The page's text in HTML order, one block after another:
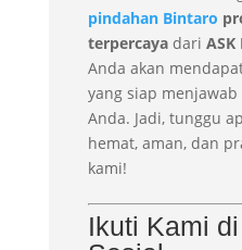
pindahan Bintaro
terpercayadari
Anda akan
yang siap
Anda. Jadi, tunggu
hemat, aman, dan
kami!
Ikuti Kami